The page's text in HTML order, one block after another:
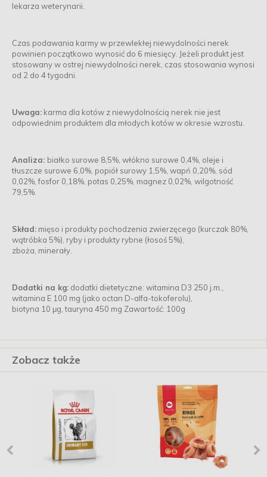
lekarza weterynarii.
Czas podawania karmy w przewlekłej niewydolności nerek
powinien początkowo wynosić do 6 miesięcy. Jeżeli produkt jest
stosowany w ostrej niewydolności nerek, czas stosowania wynosi
od 2 do 4 tygodni.
Uwaga: karma dla kotów z niewydolnością nerek nie jest
odpowiednim produktem dla młodych kotów w okresie wzrostu.
Analiza: białko surowe 8,5%, włókno surowe 0,4%, oleje i
tłuszcze surowe 6,0%, popiół surowy 1,5%, wapń 0,20%, sód
0,02%, fosfor 0,18%, potas 0,25%, magnez 0,02%, wilgotność
79,5%.
Skład: mięso i produkty pochodzenia zwierzęcego (kurczak 80%,
wątróbka 5%), ryby i produkty rybne (łosoś 5%),
zboża, minerały.
Dodatki na kg: dodatki dietetyczne: witamina D3 250 j.m.,
witamina E 100 mg (jako octan D-alfa-tokoferolu),
biotyna 10 μg, tauryna 450 mg Zawartość: 100g
Zobacz także